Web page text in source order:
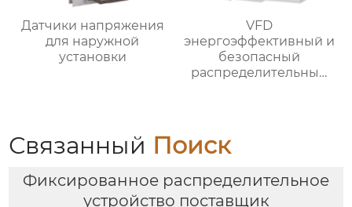
Датчики напряжения
для наружной
установки
VFD
энергоэффективный и
безопасный
распределительный
Связанный Поиск
Фиксированное распределительное
устройство поставщик